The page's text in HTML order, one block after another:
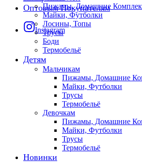
Оптовым Покупателям
Instagram
Пижамы, Домашние
Майки, Футболки
Лосины, Топы
Трусы
Боди
Термобельё
Детям
Мальчикам
Пижамы, Домашние
Майки, Футболки
Трусы
Термобельё
Девочкам
Пижамы, Домашние
Майки, Футболки
Трусы
Термобельё
Новинки